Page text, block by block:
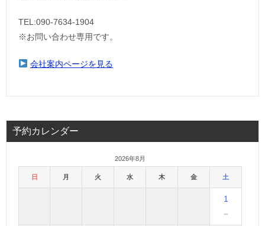
TEL:090-7634-1904
※お問い合わせ専用です。
会社案内ページを見る
予約カレンダー
2026年8月
日 月 火 水 木 金 土
1
－